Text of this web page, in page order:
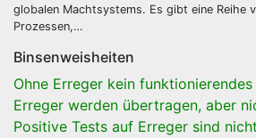
globalen Machtsystems. Es gibt eine Reihe
Prozessen,…
Binsenweisheiten
Ohne Erreger kein
Erreger werden übertragen, aber
Positive Tests auf Erreger sind